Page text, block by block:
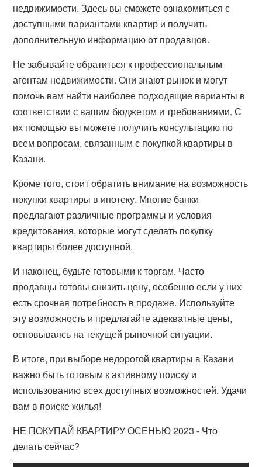
недвижимости. Здесь вы сможете ознакомиться с
доступными вариантами квартир и получить
дополнительную информацию от продавцов.
Не забывайте обратиться к профессиональным
агентам недвижимости. Они знают рынок и могут
помочь вам найти наиболее подходящие варианты в
соответствии с вашим бюджетом и требованиями. С
их помощью вы можете получить консультацию по
всем вопросам, связанным с покупкой квартиры в
Казани.
Кроме того, стоит обратить внимание на возможность
покупки квартиры в ипотеку. Многие банки
предлагают различные программы и условия
кредитования, которые могут сделать покупку
квартиры более доступной.
И наконец, будьте готовыми к торгам. Часто
продавцы готовы снизить цену, особенно если у них
есть срочная потребность в продаже. Используйте
эту возможность и предлагайте адекватные цены,
основываясь на текущей рыночной ситуации.
В итоге, при выборе недорогой квартиры в Казани
важно быть готовым к активному поиску и
использованию всех доступных возможностей. Удачи
вам в поиске жилья!
НЕ ПОКУПАЙ КВАРТИРУ ОСЕНЬЮ 2023 - Что
делать сейчас?